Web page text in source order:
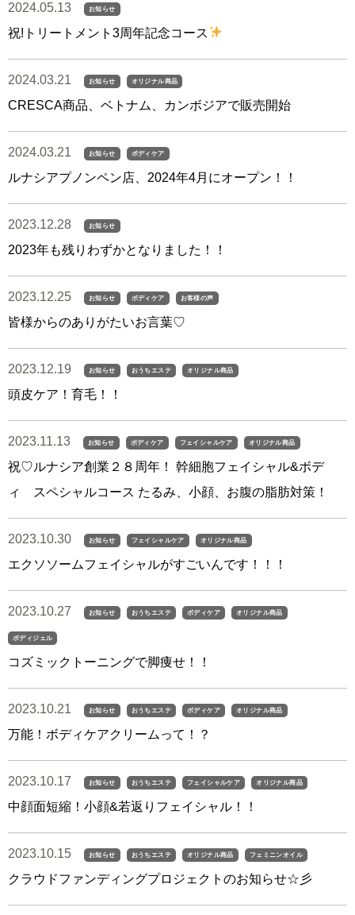
2024.05.13 お知らせ
祝!トリートメント3周年記念コース
2024.03.21 お知らせ オリジナル商品
CRESCA商品、ベトナム、カンボジアで販売開始
2024.03.21 お知らせ ボディケア
ルナシアプノンペン店、2024年4月にオープン！！
2023.12.28 お知らせ
2023年も残りわずかとなりました！！
2023.12.25 お知らせ ボディケア お客様の声
皆様からのありがたいお言葉♡
2023.12.19 お知らせ おうちエステ オリジナル商品
頭皮ケア！育毛！！
2023.11.13 お知らせ ボディケア フェイシャルケア オリジナル商品
祝♡ルナシア創業２８周年！ 幹細胞フェイシャル&ボデ
ィ スペシャルコース たるみ、小顔、お腹の脂肪対策！
2023.10.30 お知らせ フェイシャルケア オリジナル商品
エクソソームフェイシャルがすごいんです！！！
2023.10.27 お知らせ おうちエステ ボディケア オリジナル商品
ボディジェル
コズミックトーニングで脚痩せ！！
2023.10.21 お知らせ おうちエステ ボディケア オリジナル商品
万能！ボディケアクリームって！？
2023.10.17 お知らせ おうちエステ フェイシャルケア オリジナル商品
中顔面短縮！小顔&若返りフェイシャル！！
2023.10.15 お知らせ おうちエステ オリジナル商品 フェミニンオイル
クラウドファンディングプロジェクトのお知らせ☆彡